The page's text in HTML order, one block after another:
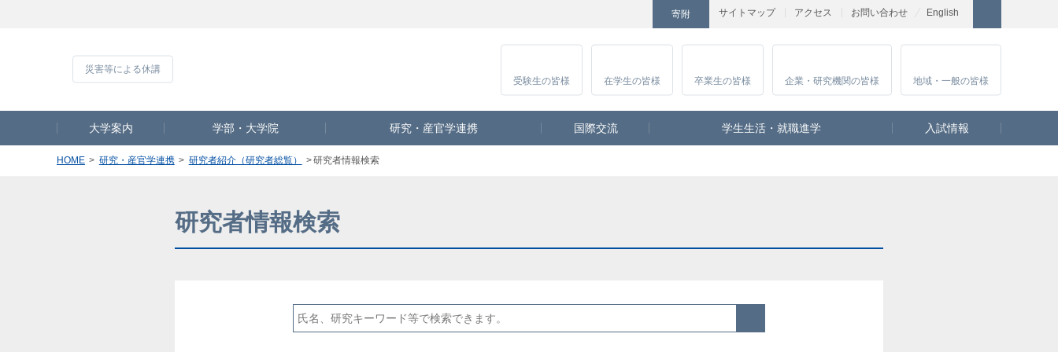
サイトマップ アクセス お問い合わせ
寄附 English
Instagram
受験生の皆様 在学生の皆様 卒業生の皆様 企業・研究機関の皆様 地域・一般の皆様
大学案内 学部・大学院 研究・産官学連携 国際交流 学生生活・就職進学 入試情報
HOME 研究・産官学連携 研究者紹介（研究者総覧） 研究者情報検索
研究者情報検索